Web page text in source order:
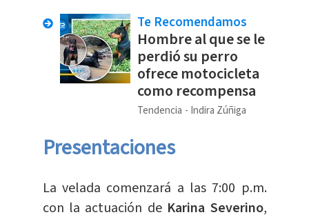
Te Recomendamos
Hombre al que se le
perdió su perro
ofrece motocicleta
como recompensa
Tendencia Indira Zúñiga
Presentaciones
La velada comenzará a las 7:00 p.m.
con la actuación de Karina Severino,